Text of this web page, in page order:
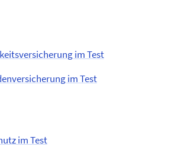
im Test
im Test
im Test